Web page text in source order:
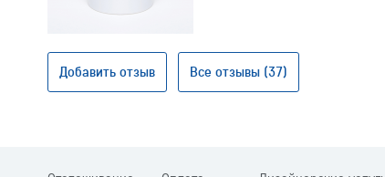
Добавить отзыв Все отзывы (37)